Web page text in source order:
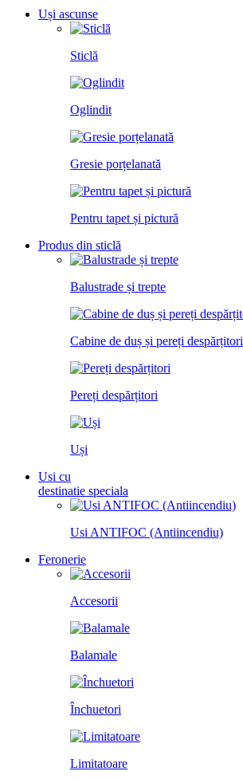
Uși ascunse
Sticlă
Oglindit
Gresie porțelanată
Pentru tapet și pictură
Produs din sticlă
Balustrade și trepte
Cabine de duș și pereți despărțitori
Pereți despărțitori
Uși
Usi cu
destinatie speciala
Usi ANTIFOC (Antiincendiu)
Feronerie
Accesorii
Balamale
Închuetori
Limitatoare